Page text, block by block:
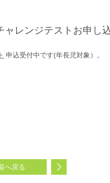
レンジテストお申し
申込受付中です(年長児対象）。
へ戻る